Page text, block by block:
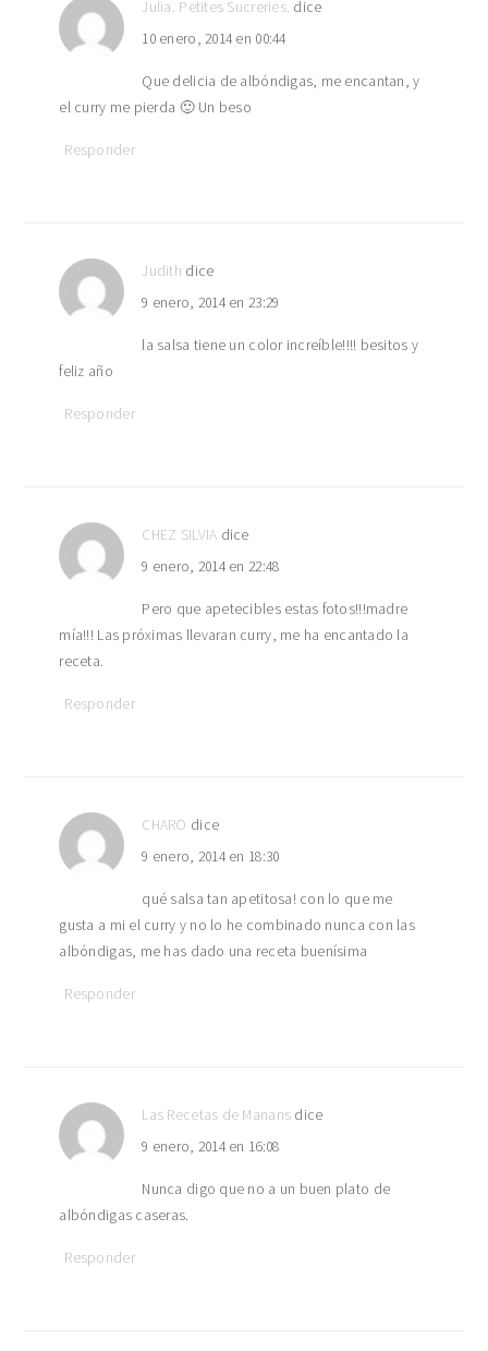
Julia. Petites Sucreries. dice
10 enero, 2014 en 00:44
Que delicia de albóndigas, me encantan, y
el curry me pierda 🙂 Un beso
Responder
Judith dice
9 enero, 2014 en 23:29
la salsa tiene un color increíble!!!! besitos y
feliz año
Responder
CHEZ SILVIA dice
9 enero, 2014 en 22:48
Pero que apetecibles estas fotos!!!madre
mía!!! Las próximas llevaran curry, me ha encantado la
receta.
Responder
CHARO dice
9 enero, 2014 en 18:30
qué salsa tan apetitosa! con lo que me
gusta a mi el curry y no lo he combinado nunca con las
albóndigas, me has dado una receta buenísima
Responder
Las Recetas de Manans dice
9 enero, 2014 en 16:08
Nunca digo que no a un buen plato de
albóndigas caseras.
Responder